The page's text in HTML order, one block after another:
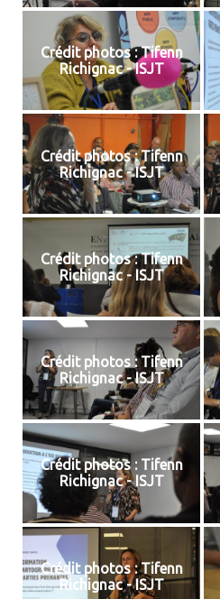
Crédit photos : Tifenn
Richignac - ISJT
Crédit photos : Tifenn
Richignac - ISJT
Crédit photos : Tifenn
Richignac - ISJT
Crédit photos : Tifenn
Richignac - ISJT
Crédit photos : Tifenn
Richignac - ISJT
Crédit photos : Tifenn
Richignac - ISJT